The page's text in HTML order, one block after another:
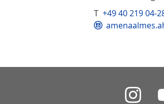
T +49 40 219 04-